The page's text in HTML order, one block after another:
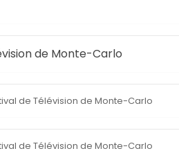
de Monte-Carlo
de Télévision de Monte-Carlo
de Télévision de Monte-Carlo